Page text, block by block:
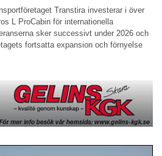
Transtira investerar i över
L ProCabin för internationella
sker successivt under 2026 och
fortsatta expansion och förnyelse